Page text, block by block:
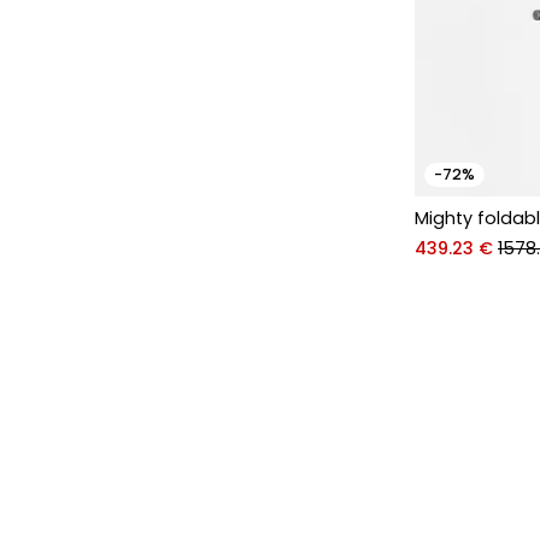
-72%
Mighty
439.23 €